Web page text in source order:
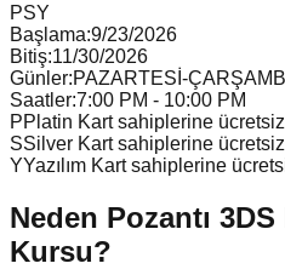
PSY
Başlama:9/23/2026
Bitiş:11/30/2026
Günler:PAZARTESİ-
Saatler:7:00 PM - 10:00 PM
PPlatin Kart sahiplerine ücretsiz
SSilver Kart sahiplerine ücretsiz
YYazılım Kart sahiplerine
Neden Pozantı 3DS
Kursu?